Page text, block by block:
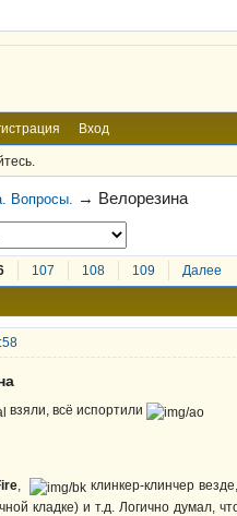
Вход
Вопросы. → Велорезина
107 108 109 Далее
взяли, всё испортили
,
клинкер-клинчер
кладке) и т.д. Логично думал,